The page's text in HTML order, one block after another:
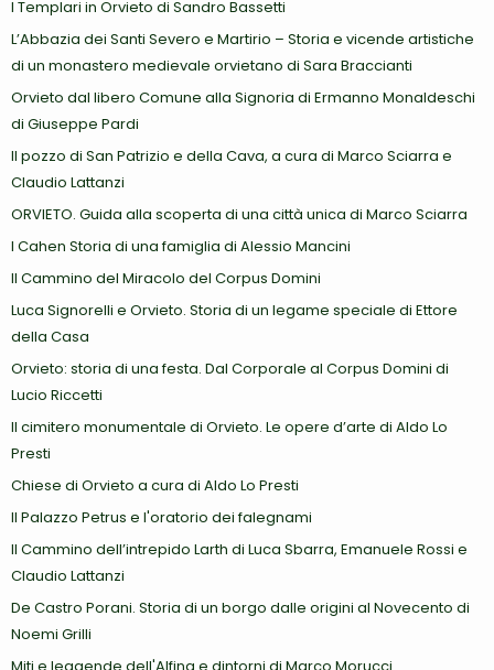
I Templari in Orvieto di Sandro Bassetti
L’Abbazia dei Santi Severo e Martirio – Storia e vicende artistiche
di un monastero medievale orvietano di Sara Braccianti
Orvieto dal libero Comune alla Signoria di Ermanno Monaldeschi
di Giuseppe Pardi
Il pozzo di San Patrizio e della Cava, a cura di Marco Sciarra e
Claudio Lattanzi
ORVIETO. Guida alla scoperta di una città unica di Marco Sciarra
I Cahen Storia di una famiglia di Alessio Mancini
Il Cammino del Miracolo del Corpus Domini
Luca Signorelli e Orvieto. Storia di un legame speciale di Ettore
della Casa
Orvieto: storia di una festa. Dal Corporale al Corpus Domini di
Lucio Riccetti
Il cimitero monumentale di Orvieto. Le opere d’arte di Aldo Lo
Presti
Chiese di Orvieto a cura di Aldo Lo Presti
Il Palazzo Petrus e l'oratorio dei falegnami
Il Cammino dell’intrepido Larth di Luca Sbarra, Emanuele Rossi e
Claudio Lattanzi
De Castro Porani. Storia di un borgo dalle origini al Novecento di
Noemi Grilli